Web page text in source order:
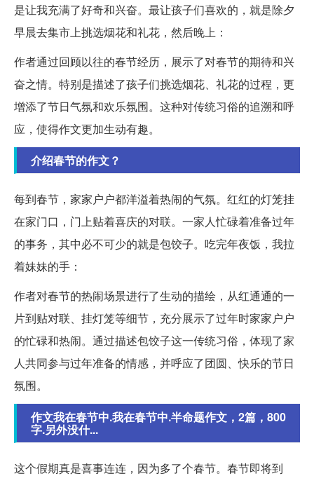
是让我充满了好奇和兴奋。最让孩子们喜欢的，就是除夕
早晨去集市上挑选烟花和礼花，然后晚上：
作者通过回顾以往的春节经历，展示了对春节的期待和兴
奋之情。特别是描述了孩子们挑选烟花、礼花的过程，更
增添了节日气氛和欢乐氛围。这种对传统习俗的追溯和呼
应，使得作文更加生动有趣。
介绍春节的作文？
每到春节，家家户户都洋溢着热闹的气氛。红红的灯笼挂
在家门口，门上贴着喜庆的对联。一家人忙碌着准备过年
的事务，其中必不可少的就是包饺子。吃完年夜饭，我拉
着妹妹的手：
作者对春节的热闹场景进行了生动的描绘，从红通通的一
片到贴对联、挂灯笼等细节，充分展示了过年时家家户户
的忙碌和热闹。通过描述包饺子这一传统习俗，体现了家
人共同参与过年准备的情感，并呼应了团圆、快乐的节日
氛围。
作文我在春节中.我在春节中.半命题作文，2篇，800
字.另外没什...
这个假期真是喜事连连，因为多了个春节。春节即将到